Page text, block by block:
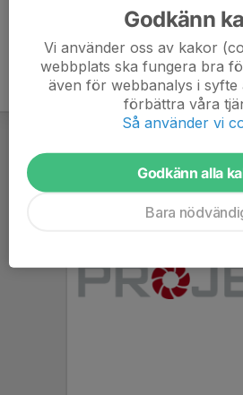
Godkänn
Vi använder oss av kakor
webbplats ska fungera bra
även för webbanalys i syfte
förbättra våra
Så använder vi
Godkänn alla
Bara